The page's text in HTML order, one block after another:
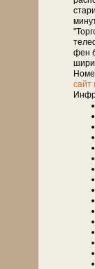
фен
сайт